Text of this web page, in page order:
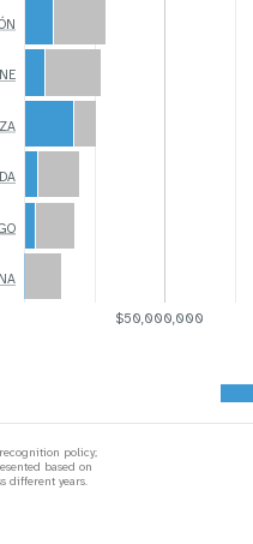
$50,000,000
policy;
based on
different years.